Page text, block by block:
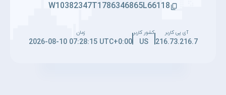
W10382347T1786346865L66118
آی پی کاربر
216.73.216.7
کشور کاربر
US
زمان
2026-08-10 07:28:15 UTC+0:00